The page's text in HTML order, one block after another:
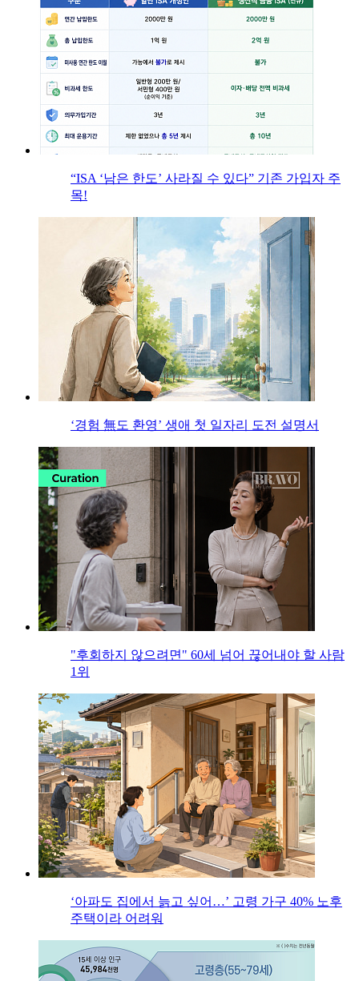
“ISA ‘남은 한도’ 사라질 수 있다” 기존 가입자 주
목!
‘경험 無도 환영’ 생애 첫 일자리 도전 설명서
"후회하지 않으려면" 60세 넘어 끊어내야 할 사람
1위
‘아파도 집에서 늙고 싶어…’ 고령 가구 40% 노후
주택이라 어려워